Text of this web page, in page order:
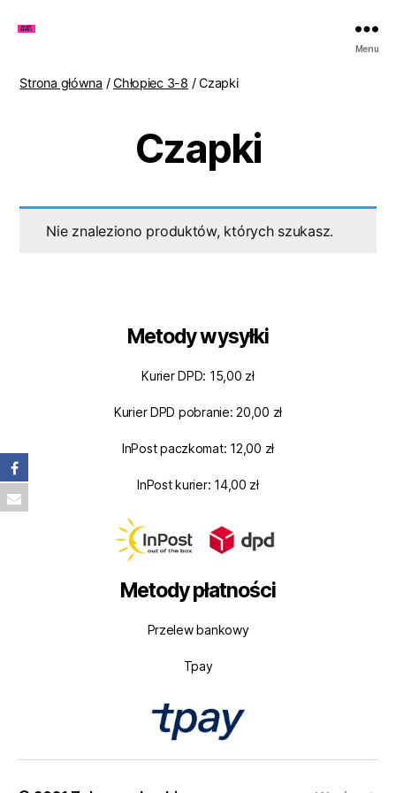
Lenki
Menu
Strona główna /Chłopiec 3-8 / Czapki
Czapki
Nie znaleziono produktów, których szukasz.
Metody wysyłki
Kurier DPD: 15,00 zł
Kurier DPD pobranie: 20,00 zł
InPost paczkomat: 12,00 zł
InPost kurier: 14,00 zł
Metody płatności
Przelew bankowy
Tpay